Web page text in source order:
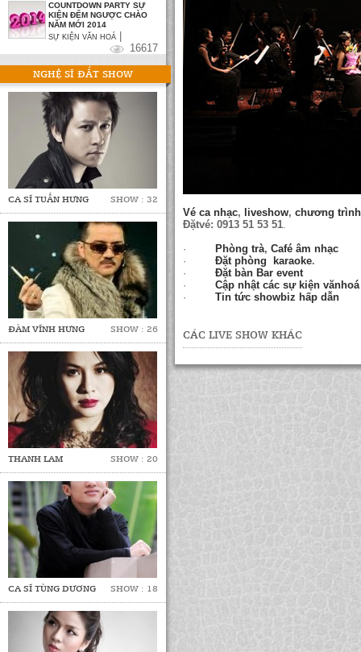
COUNTDOWN PARTY SỰ
KIỆN ĐẾM NGƯỢC CHÀO
NĂM MỚI 2014
SỰ KIỆN VĂN HOÁ
16617
NGHỆ SĨ ĐẮT SHOW
CA SĨ TUẤN HƯNG SHOW : 32
ĐÀM VĨNH HƯNG SHOW : 26
THANH LAM SHOW : 20
CA SĨ TÙNG DƯƠNG SHOW : 18
Vé ca nhạc, liveshow, chương
Đặtvé: 0913 51 53 51.
·
Phòng trà, Café âm nhạc
· Đặt phòng karaoke.
· Đặt bàn Bar event
· Cập nhật các sự kiện vănhoá
· Tin tức showbiz hấp dẫn
CÁC LIVE SHOW KHÁC